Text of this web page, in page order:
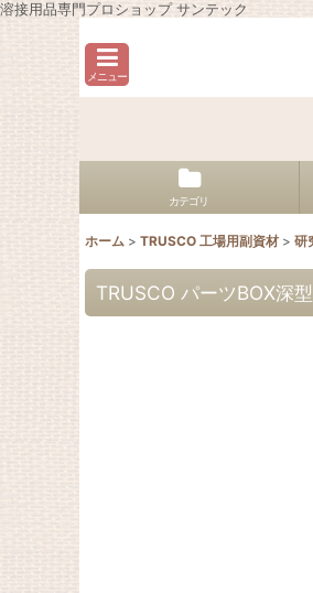
溶接用品専門プロショップ サンテック
メニュー
カテゴリ
ホーム > TRUSCO 工場用副資材 > 研
TRUSCO パーツBOX深